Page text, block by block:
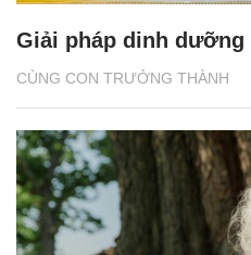
CÙNG CON TRƯỞNG THÀNH
Giải pháp dinh